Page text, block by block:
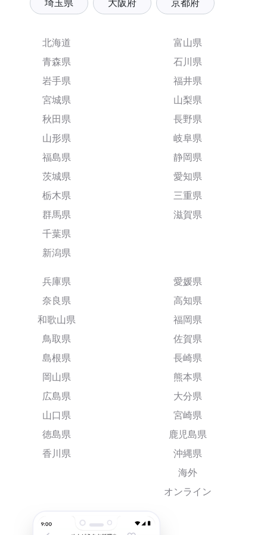
埼玉県 大阪府 京都府
北海道
青森県
岩手県
宮城県
秋田県
山形県
福島県
茨城県
栃木県
群馬県
千葉県
新潟県
富山県
石川県
福井県
山梨県
長野県
岐阜県
静岡県
愛知県
三重県
滋賀県
兵庫県
奈良県
和歌山県
鳥取県
島根県
岡山県
広島県
山口県
徳島県
香川県
愛媛県
高知県
福岡県
佐賀県
長崎県
熊本県
大分県
宮崎県
鹿児島県
沖縄県
海外
オンライン